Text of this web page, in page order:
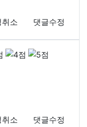
취소 댓글수정
취소 댓글수정